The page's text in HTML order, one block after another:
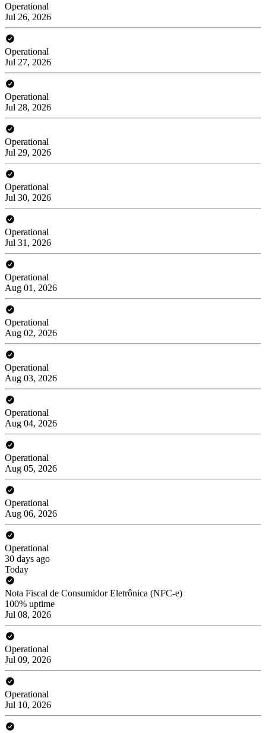
Operational
Jul 26, 2026
Operational
Jul 27, 2026
Operational
Jul 28, 2026
Operational
Jul 29, 2026
Operational
Jul 30, 2026
Operational
Jul 31, 2026
Operational
Aug 01, 2026
Operational
Aug 02, 2026
Operational
Aug 03, 2026
Operational
Aug 04, 2026
Operational
Aug 05, 2026
Operational
Aug 06, 2026
Operational
30 days ago
Today
Nota Fiscal de Consumidor Eletrônica (NFC-e)
100% uptime
Jul 08, 2026
Operational
Jul 09, 2026
Operational
Jul 10, 2026